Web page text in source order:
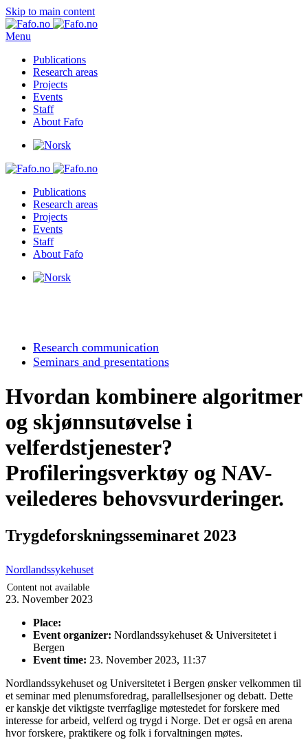
Skip to main content
Menu
Publications
Research areas
Projects
Events
Staff
About Fafo
Publications
Research areas
Projects
Events
Staff
About Fafo
Research communication
Seminars and presentations
Hvordan kombinere algoritmer
og skjønnsutøvelse i
velferdstjenester?
Profileringsverktøy og NAV-
veilederes behovsvurderinger.
Trygdeforskningsseminaret 2023
Nordlandssykehuset
Content not available
23. November 2023
Place:
Event organizer: Nordlandssykehuset & Universitetet i
Bergen
Event time: 23. November 2023, 11:37
Nordlandssykehuset og Universitetet i Bergen ønsker velkommen til
et seminar med plenumsforedrag, parallellsesjoner og debatt. Dette
er kanskje det viktigste tverrfaglige møtestedet for forskere med
interesse for arbeid, velferd og trygd i Norge. Det er også en arena
hvor forskere, praktikere og folk i forvaltningen møtes.